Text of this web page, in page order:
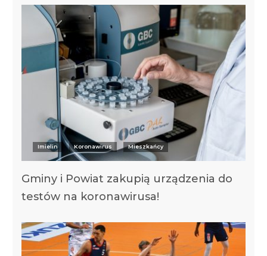
Imielin Koronawirus Mieszkańcy
Gminy i Powiat zakupią urządzenia do
testów na koronawirusa!